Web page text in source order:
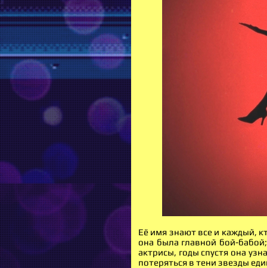
Её имя знают все и каждый,
она была главной бой-
актрисы, годы спустя она
потеряться в тени звезды